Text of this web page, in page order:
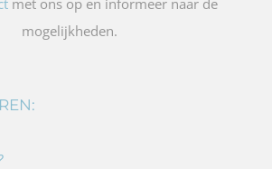
mogelijkheden.